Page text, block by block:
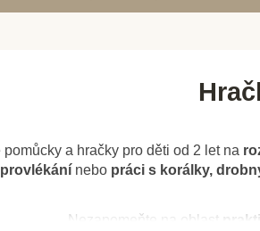
pomůcky a hračky pro děti od 2 let na
provlékánínebopráci s korálky,
Nezapomeňte na oblast